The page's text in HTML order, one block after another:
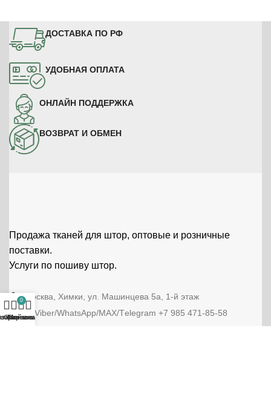
ДОСТАВКА ПО РФ
УДОБНАЯ ОПЛАТА
ОНЛАЙН ПОДДЕРЖКА
ВОЗВРАТ И ОБМЕН
Продажа тканей для штор, оптовые и розничные
поставки.
Услуги по пошиву штор.
г. Москва, Химки, ул. Машинцева 5а, 1-й этаж
Тел/Viber/WhatsApp/МАХ/Тelegram +7 985 471-85-58
0
Корзина
Мой аккаунт